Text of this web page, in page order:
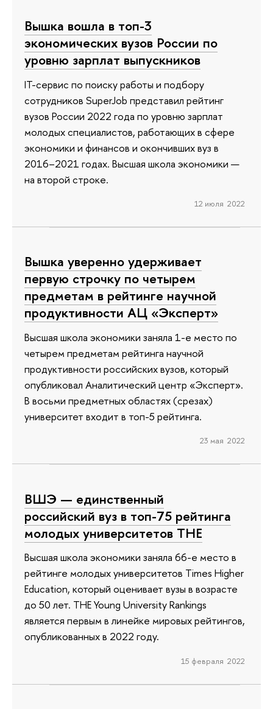
Вышка вошла в топ-3
экономических вузов России по
уровню зарплат выпускников
IT-сервис по поиску работы и подбору
сотрудников SuperJob представил рейтинг
вузов России 2022 года по уровню зарплат
молодых специалистов, работающих в сфере
экономики и финансов и окончивших вуз в
2016–2021 годах. Высшая школа экономики —
на второй строке.
12 июля 2022
Вышка уверенно удерживает
первую строчку по четырем
предметам в рейтинге научной
продуктивности АЦ «Эксперт»
Высшая школа экономики заняла 1-е место по
четырем предметам рейтинга научной
продуктивности российских вузов, который
опубликовал Аналитический центр «Эксперт».
В восьми предметных областях (срезах)
университет входит в топ-5 рейтинга.
23 мая 2022
ВШЭ — единственный
российский вуз в топ-75 рейтинга
молодых университетов ТНЕ
Высшая школа экономики заняла 66-е место в
рейтинге молодых университетов Times Higher
Education, который оценивает вузы в возрасте
до 50 лет. THE Young University Rankings
является первым в линейке мировых рейтингов,
опубликованных в 2022 году.
15 февраля 2022